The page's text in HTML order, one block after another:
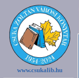
www.csukalib.hu